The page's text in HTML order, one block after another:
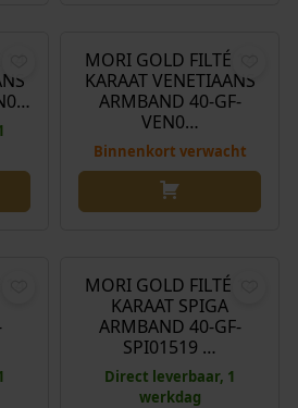
MORI GOLD FILTÉ 14
KARAAT VENETIAANS
ARMBAND 40-GF-
VEN0…
Binnenkort verwacht
MORI GOLD FILTÉ 14
KARAAT SPIGA
ARMBAND 40-GF-
SPI01519 …
Direct leverbaar, 1
werkdag